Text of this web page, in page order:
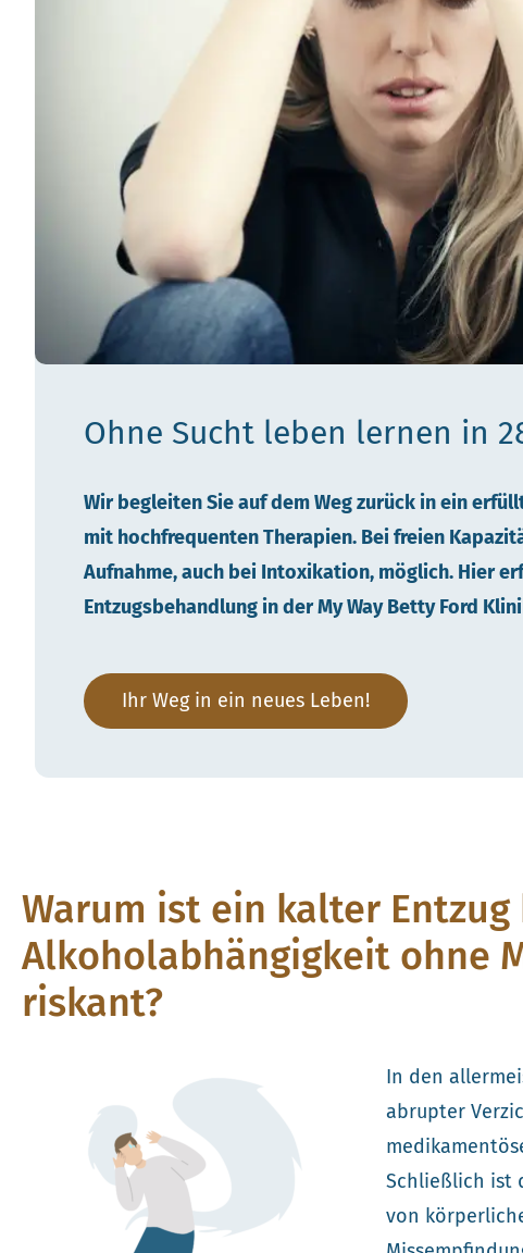
Ohne Sucht leben lernen in
Wir begleiten Sie auf dem Weg zurück in ein
mit hochfrequenten Therapien. Bei freien
Aufnahme, auch bei Intoxikation, möglich. Hier
Entzugsbehandlung in der My Way Betty Ford
Ihr Weg in ein neues Leben!
Warum ist ein kalter Entzug
Alkoholabhängigkeit ohne
riskant?
In den
abrupter
Schließlich ist
von